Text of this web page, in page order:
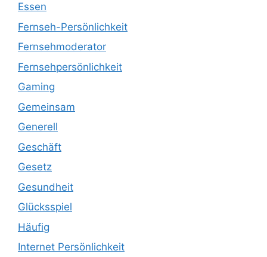
Essen
Fernseh-Persönlichkeit
Fernsehmoderator
Fernsehpersönlichkeit
Gaming
Gemeinsam
Generell
Geschäft
Gesetz
Gesundheit
Glücksspiel
Häufig
Internet Persönlichkeit